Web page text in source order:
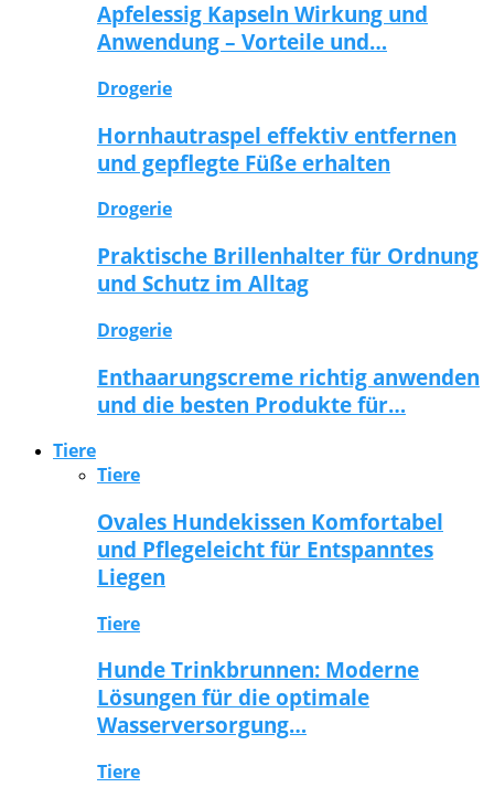
Apfelessig Kapseln Wirkung und
Anwendung – Vorteile und…
Drogerie
Hornhautraspel effektiv entfernen
und gepflegte Füße erhalten
Drogerie
Praktische Brillenhalter für Ordnung
und Schutz im Alltag
Drogerie
Enthaarungscreme richtig anwenden
und die besten Produkte für…
Tiere
Tiere
Ovales Hundekissen Komfortabel
und Pflegeleicht für Entspanntes
Liegen
Tiere
Hunde Trinkbrunnen: Moderne
Lösungen für die optimale
Wasserversorgung…
Tiere